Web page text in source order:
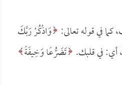
في قوله تعالى: وَاذْكُرْ رَبَّكَ
تَضَرُّعًا وَخِيفَةً